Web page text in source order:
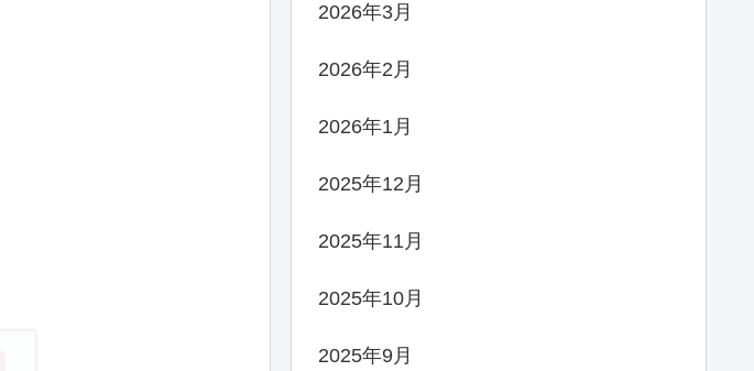
2026年3月
2026年2月
2026年1月
2025年12月
2025年11月
2025年10月
2025年9月